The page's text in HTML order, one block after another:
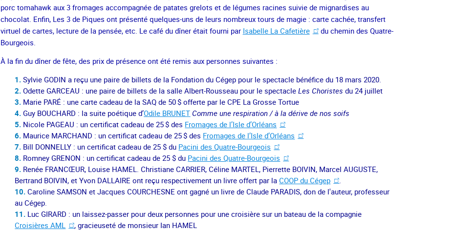
porc tomahawk aux 3 fromages accompagnée de patates grelots et de légumes racines suivie de mignardises au
chocolat. Enfin, Les 3 de Piques ont présenté quelques-uns de leurs nombreux tours de magie : carte cachée, transfert
virtuel de cartes, lecture de la pensée, etc. Le café du dîner était fourni par Isabelle La Cafetière
du chemin des Quatre-
Bourgeois.
À la fin du dîner de fête, des prix de présence ont été remis aux personnes suivantes :
Sylvie GODIN a reçu une paire de billets de la Fondation du Cégep pour le spectacle bénéfice du 18 mars 2020.
Odette GARCEAU : une paire de billets de la salle Albert-Rousseau pour le spectacleLes Choristes du 24 juillet
Marie PARÉ : une carte cadeau de la SAQ de 50 $ offerte par le CPE La Grosse Tortue
Guy BOUCHARD : la suite poétique d’Odile BRUNET Comme une respiration / à la dérive de nos soifs
Nicole PAGEAU : un certificat cadeau de 25 $ des Fromages de l’Isle d’Orléans
Maurice MARCHAND : un certificat cadeau de 25 $ des Fromages de l’Isle d’Orléans
Bill DONNELLY : un certificat cadeau de 25 $ du Pacini des Quatre-Bourgeois
Romney GRENON : un certificat cadeau de 25 $ du Pacini des Quatre-Bourgeois
Renée FRANCŒUR, Louise HAMEL. Christiane CARRIER, Céline MARTEL, Pierrette BOIVIN, Marcel AUGUSTE,
Bertrand BOIVIN, et Yvon DALLAIRE ont reçu respectivement un livre offert par laCOOP du Cégep
Caroline SAMSON et Jacques COURCHESNE ont gagné un livre de Claude PARADIS, don de l'auteur, professeur
au Cégep.
Luc GIRARD : un laissez-passer pour deux personnes pour une croisière sur un bateau de la compagnie
Croisières AML
, gracieuseté de monsieur Ian HAMEL